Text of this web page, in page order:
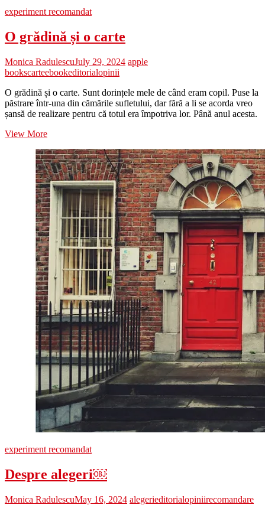
experiment recomandat
O grădină și o carte
Monica RadulescuJuly 29, 2024 apple
bookscarteebookeditorialopinii
O grădină și o carte. Sunt dorințele mele de când eram copil. Puse la
păstrare într-una din cămările sufletului, dar fără a li se acorda vreo
șansă de realizare pentru că totul era împotriva lor. Până anul acesta.
View MoreO
și
o
carte
experiment recomandat
Despre alegeri￼
Monica RadulescuMay 16, 2024 alegerieditorialopiniirecomandare